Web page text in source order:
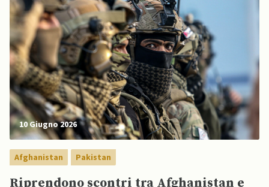
10 Giugno 2026
Afghanistan Pakistan
Riprendono scontri tra Afghanistan e